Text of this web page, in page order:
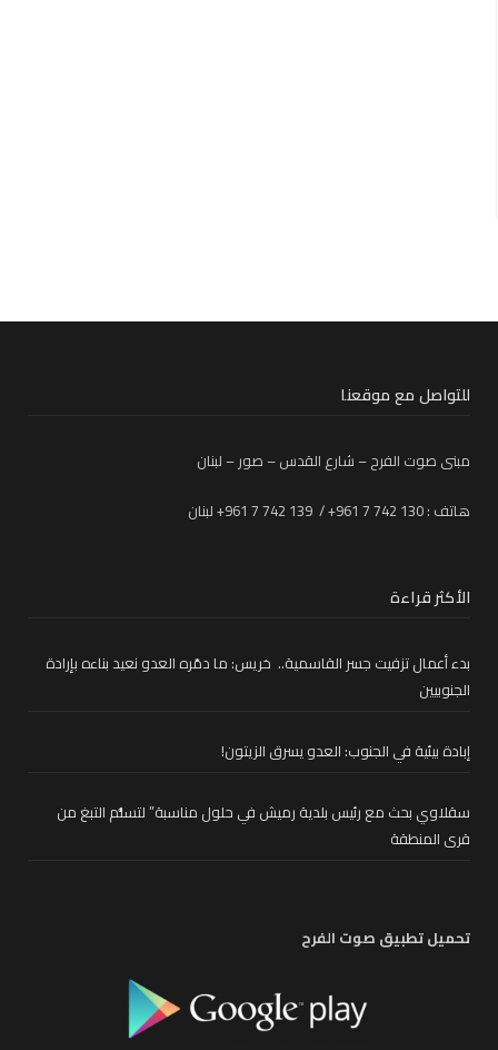
للتواصل مع موقعنا
مبنى صوت الفرح – شارع القدس – صور – لبنان
هاتف : 130 742 7 961+ / 139 742 7 961+ لبنان
الأكثر قراءة
بدء أعمال تزفيت جسر القاسمية.. خريس: ما دمّره العدو نعيد بناءه بإرادة
الجنوبيين
إبادة بيئية في الجنوب: العدو يسرق الزيتون!
سقلاوي بحث مع رئيس بلدية رميش في حلول مناسبة” لتسلُّم التبغ من
قرى المنطقة
تحميل تطبيق صوت الفرح